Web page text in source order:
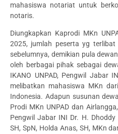
mahasiswa notariat untuk
notaris.
Diungkapkan Kaprodi MKn
2025, jumlah peserta yg
sebelumnya, demikian pula
oleh berbagai pihak sebagai
IKANO UNPAD, Pengwil Jabar
melibatkan mahasiswa MKn
Indonesia. Adapun susunan
Prodi MKn UNPAD dan
Pengwil Jabar INI Dr. H.
SH, SpN, Holda Anas, SH, MKn